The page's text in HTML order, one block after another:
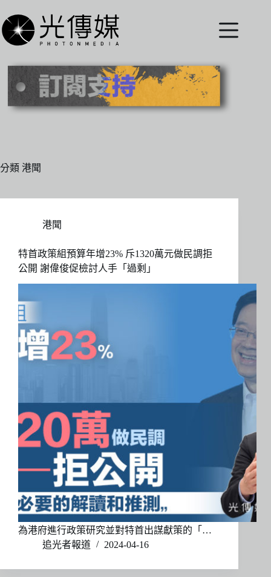
至
主
內
分類 港聞
港聞
特首政策組預算年增23% 斥1320萬元做民調拒
公開 謝偉俊促檢討人手「過剩」
為港府進行政策研究並對特首出謀獻策的「…
追光者報道
2024-04-16